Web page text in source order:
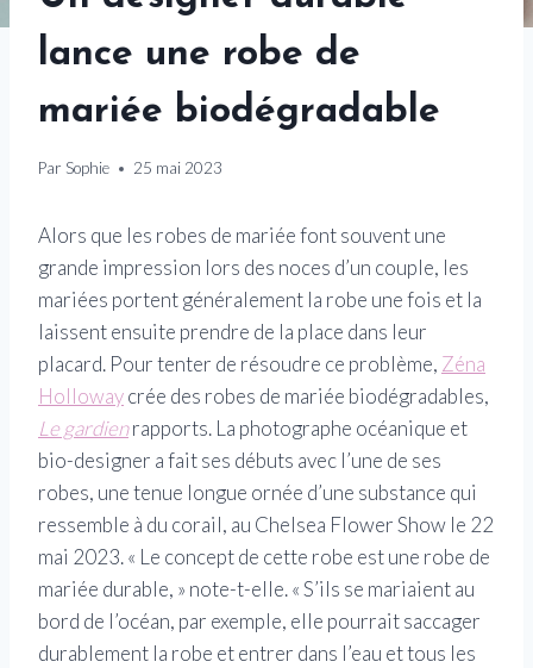
lance une robe de
mariée biodégradable
Par Sophie 25 mai 2023
Alors que les robes de mariée font souvent une
grande impression lors des noces d’un couple, les
mariées portent généralement la robe une fois et la
laissent ensuite prendre de la place dans leur
placard. Pour tenter de résoudre ce problème, Zéna
Hollowaycrée des robes de mariée biodégradables,
Le gardienrapports. La photographe océanique et
bio-designer a fait ses débuts avec l’une de ses
robes, une tenue longue ornée d’une substance qui
ressemble à du corail, au Chelsea Flower Show le 22
mai 2023. « Le concept de cette robe est une robe de
mariée durable, » note-t-elle.« S’ils se mariaient au
bord de l’océan, par exemple, elle pourrait saccager
durablement la robe et entrer dans l’eau et tous les